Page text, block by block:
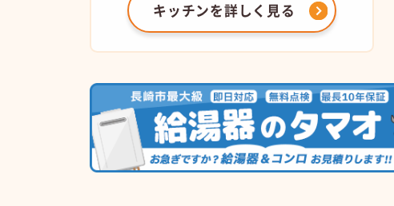
キッチンを詳しく見る